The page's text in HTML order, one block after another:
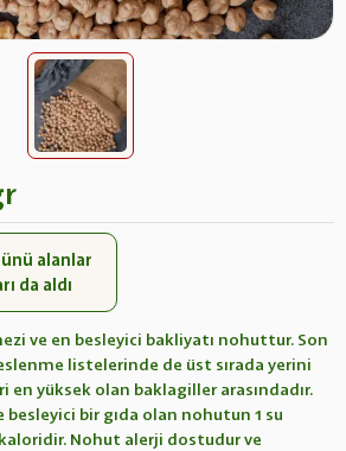
alanlar
da aldı
ve en besleyici bakliyatı nohuttur. Son
listelerinde de üst sırada yerini
en yüksek olan baklagiller arasındadır.
besleyici bir gıda olan nohutun 1 su
Nohut alerji dostudur ve